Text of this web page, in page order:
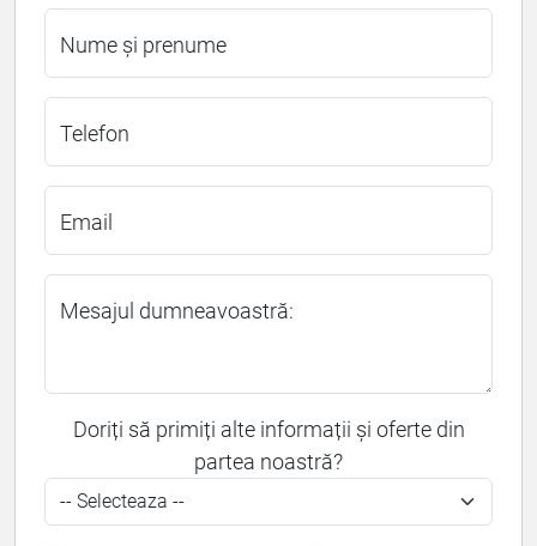
Nume și prenume
Telefon
Email
Mesajul dumneavoastră:
Doriți să primiți alte informații și oferte din
partea noastră?